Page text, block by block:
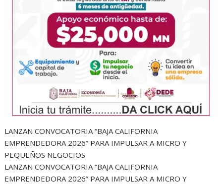
LANZAN CONVOCATORIA “BAJA CALIFORNIA
EMPRENDEDORA 2026” PARA IMPULSAR A MICRO Y
PEQUEÑOS NEGOCIOS
LANZAN CONVOCATORIA “BAJA CALIFORNIA
EMPRENDEDORA 2026” PARA IMPULSAR A MICRO Y